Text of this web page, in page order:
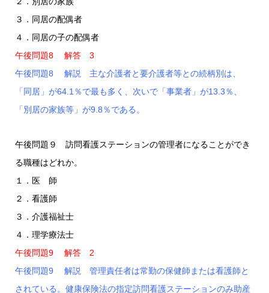
３．同居の配偶者
４．同居の子の配偶者
午後問題8 解答 3
午後問題8 解説 主な介護者と要介護者等との続柄別は、
「同居」が64.1％で最も多く、次いで「事業者」が13.3％、
「別居の家族等」が9.8％である。
午後問題９ 訪問看護ステーションの管理者になることができ
る職種はどれか。
１．医 師
２．看護師
３．介護福祉士
４．理学療法士
午後問題9 解答 2
午後問題9 解説 管理責任者は常勤の保健師または看護師と
されている。健康保険法の指定訪問看護ステーションのみ助産